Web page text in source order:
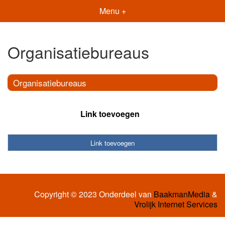
Menu +
Organisatiebureaus
Organisatiebureaus
Link toevoegen
Link toevoegen
Copyright © 2023 Onderdeel van BaakmanMedia&
Vrolijk Internet Services